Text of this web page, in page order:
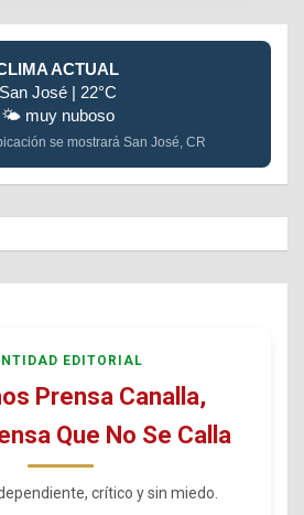
ACTUAL
San José | 22°C
🌤️ muy nuboso
se mostrará San José, CR
EDITORIAL
Prensa Canalla,
Que No Se Calla
crítico y sin miedo.